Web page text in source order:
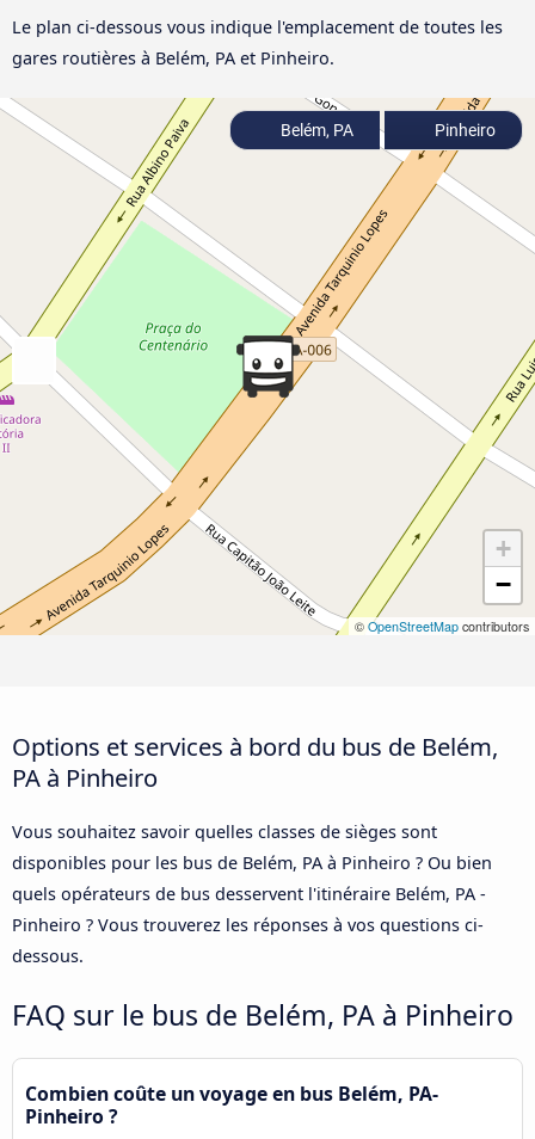
Le plan ci-dessous vous indique l'emplacement de toutes les
gares routières à Belém, PA et Pinheiro.
+
−
© OpenStreetMap contributors
Belém, PA Pinheiro
Options et services à bord du bus de Belém,
PA à Pinheiro
Vous souhaitez savoir quelles classes de sièges sont
disponibles pour les bus de Belém, PA à Pinheiro ? Ou bien
quels opérateurs de bus desservent l'itinéraire Belém, PA -
Pinheiro ? Vous trouverez les réponses à vos questions ci-
dessous.
FAQ sur le bus de Belém, PA à Pinheiro
Combien coûte un voyage en bus Belém, PA-
Pinheiro ?